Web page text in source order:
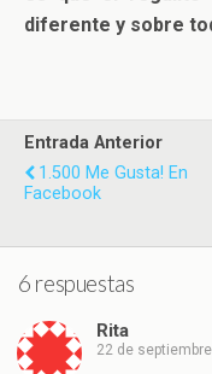
diferente y sobre
Entrada Anterior
1.500 Me Gusta! En
Facebook
6 respuestas
Rita
22 de